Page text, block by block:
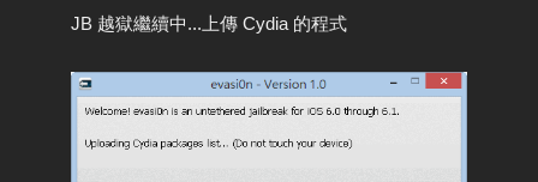
JB 越獄繼續中...上傳 Cydia 的程式